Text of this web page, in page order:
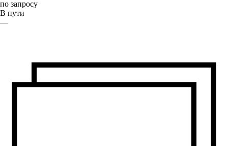
по запросу
В пути
—